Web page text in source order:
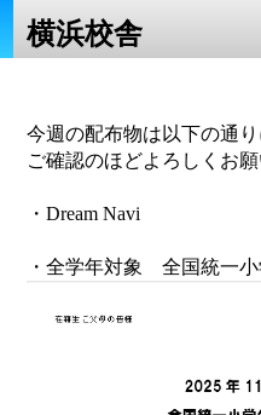
横浜校舎
今週の配布物は以下の通り
ご確認のほどよろしくお願
・Dream Navi
・全学年対象 全国統一